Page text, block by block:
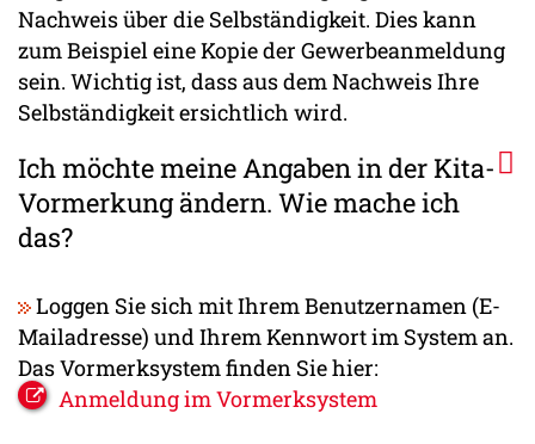
Nachweis über die Selbständigkeit. Dies kann
zum Beispiel eine Kopie der Gewerbeanmeldung
sein. Wichtig ist, dass aus dem Nachweis Ihre
Selbständigkeit ersichtlich wird.
Ich möchte meine Angaben in der Kita-
Vormerkung ändern. Wie mache ich
das?
Loggen Sie sich mit Ihrem Benutzernamen (E-
Mailadresse) und Ihrem Kennwort im System an.
Das Vormerksystem finden Sie hier:
Anmeldung im Vormerksystem